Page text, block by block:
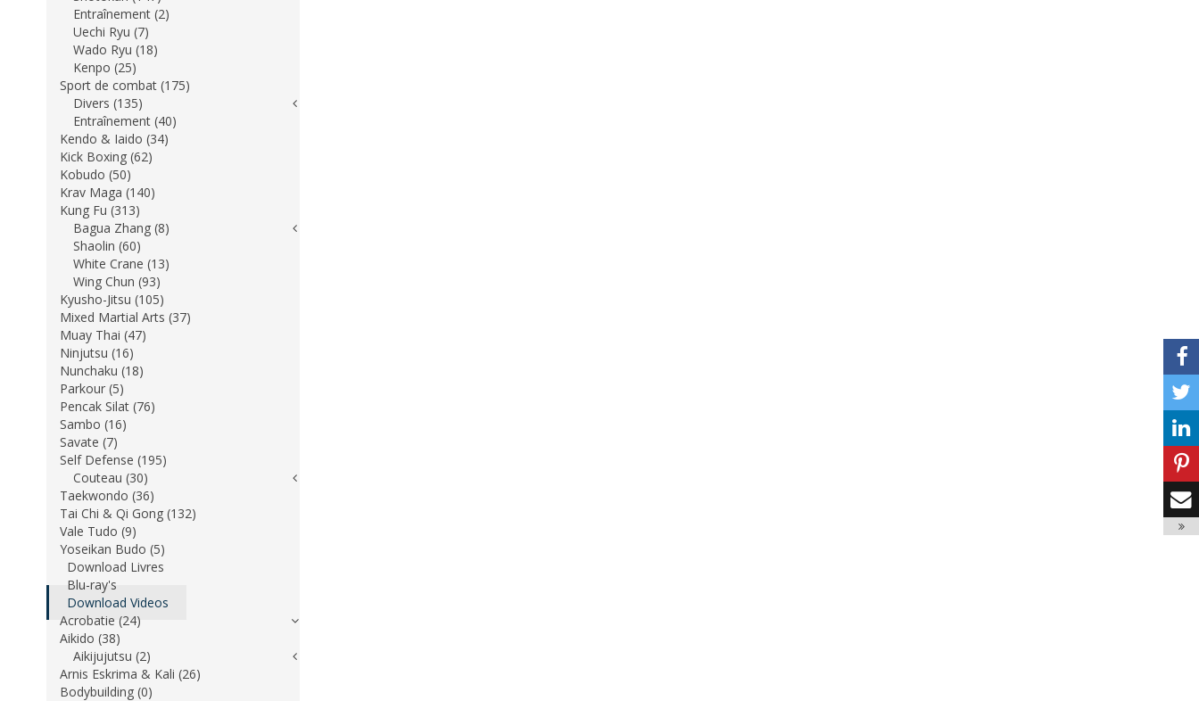
Entraînement (2)
Uechi Ryu (7)
Wado Ryu (18)
Kenpo (25)
Sport de combat (175)
Divers (135)
Entraînement (40)
Kendo & Iaido (34)
Kick Boxing (62)
Kobudo (50)
Krav Maga (140)
Kung Fu (313)
Bagua Zhang (8)
Shaolin (60)
White Crane (13)
Wing Chun (93)
Kyusho-Jitsu (105)
Mixed Martial Arts (37)
Muay Thai (47)
Ninjutsu (16)
Nunchaku (18)
Parkour (5)
Pencak Silat (76)
Sambo (16)
Savate (7)
Self Defense (195)
Couteau (30)
Taekwondo (36)
Tai Chi & Qi Gong (132)
Vale Tudo (9)
Yoseikan Budo (5)
Download Livres
Blu-ray's
Download Videos
Acrobatie (24)
Aikido (38)
Aikijujutsu (2)
Arnis Eskrima & Kali (26)
Bodybuilding (0)